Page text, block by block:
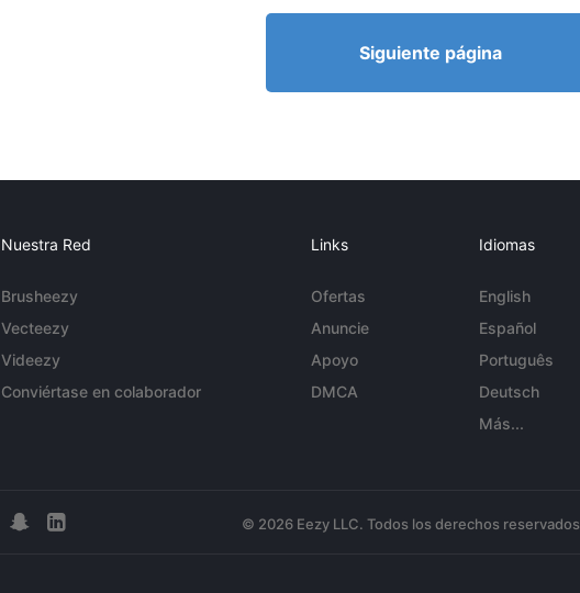
Siguiente página
Nuestra Red
Brusheezy
Vecteezy
Videezy
Conviértase en colaborador
Links
Ofertas
Anuncie
Apoyo
DMCA
Idiomas
English
Español
Português
Deutsch
Más...
© 2026 Eezy LLC. Todos los derechos reservados